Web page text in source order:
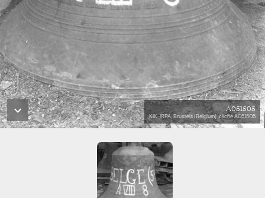
A051505
KIK-IRPA, Brussels (Belgium), cliché A051505